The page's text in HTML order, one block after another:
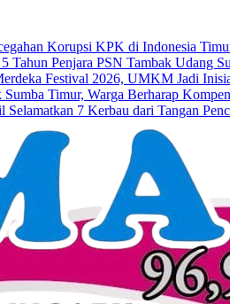
Korupsi KPK di Indonesia
Tahun Penjara PSN Tambak Udang
Festival 2026, UMKM Jadi
Timur, Warga Berharap
Selamatkan 7 Kerbau dari Tangan